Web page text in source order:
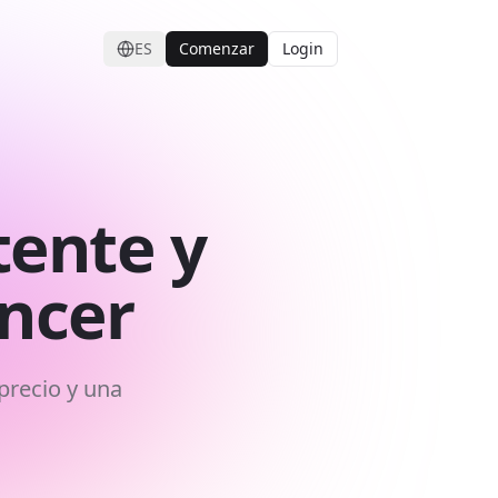
ES Comenzar Login
y
y una